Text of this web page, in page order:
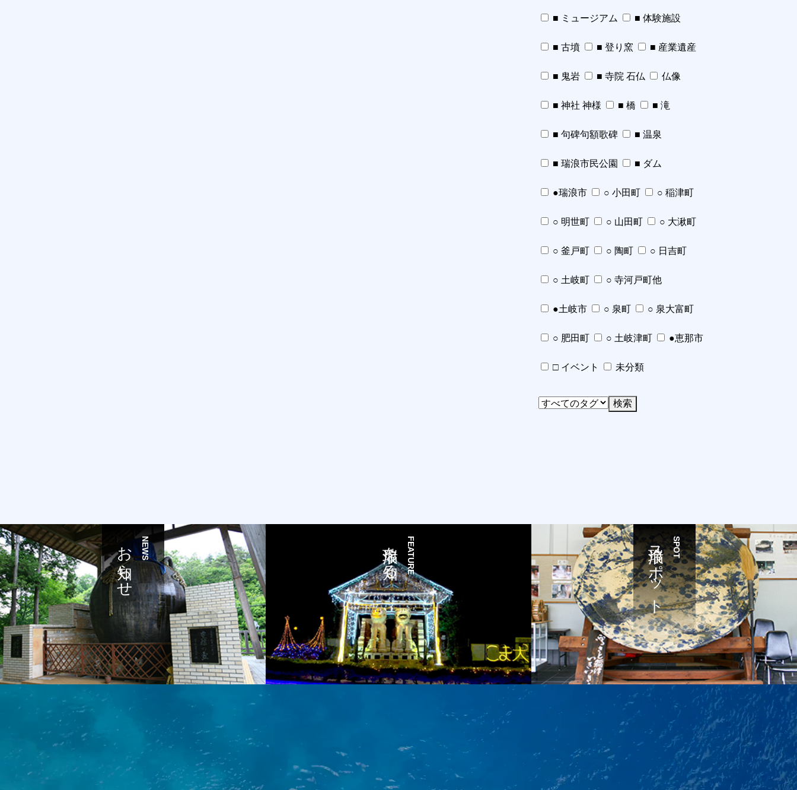
■ ミュージアム ■ 体験施設
■ 古墳 ■ 登り窯 ■ 産業遺産
■ 鬼岩 ■ 寺院 石仏 仏像
■ 神社 神様 ■ 橋 ■ 滝
■ 句碑句額歌碑 ■ 温泉
■ 瑞浪市民公園 ■ ダム
●瑞浪市 ○ 小田町 ○ 稲津町
○ 明世町 ○ 山田町 ○ 大湫町
○ 釜戸町 ○ 陶町 ○ 日吉町
○ 土岐町 ○ 寺河戸町他
●土岐市 ○ 泉町 ○ 泉大富町
○ 肥田町 ○ 土岐津町 ●恵那市
□ イベント 未分類
NEWS
お知らせ FEATURE
瑞浪を知る SPOT
瑞浪スポット